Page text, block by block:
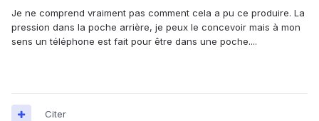
Je ne comprend vraiment pas comment cela a pu ce produire. La
pression dans la poche arrière, je peux le concevoir mais à mon
sens un téléphone est fait pour être dans une poche....
Citer